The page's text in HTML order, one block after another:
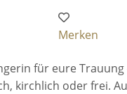
Merken
für eure Trauung
kirchlich oder frei.